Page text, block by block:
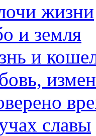
жизни
и земля
и
славы